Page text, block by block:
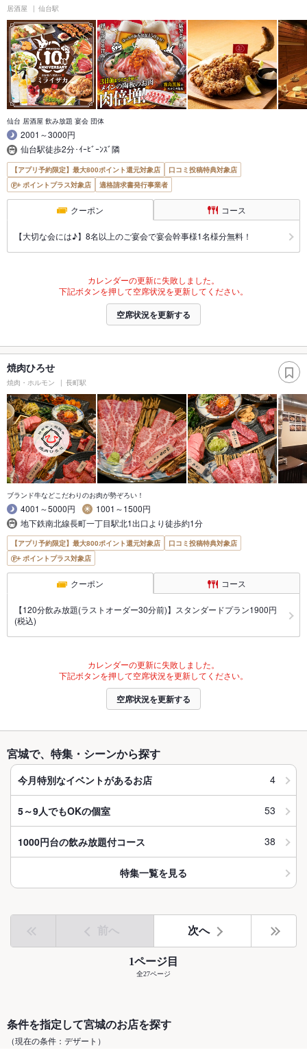
居酒屋 仙台駅
仙台 居酒屋 飲み放題 宴会 団体
2001～3000円
仙台駅徒歩2分･ｲｰﾋﾞｰﾝｽﾞ隣
【アプリ予約限定】最大800ポイント還元対象店
口コミ投稿特典対象店
ポイントプラス対象店
適格請求書発行事業者
クーポン コース
【大切な会には♪】8名以上のご宴会で宴会幹事様1名様分無料！
カレンダーの更新に失敗しました。
下記ボタンを押して空席状況を更新してください。
空席状況を更新する
焼肉ひろせ
焼肉・ホルモン 長町駅
ブランド牛などこだわりのお肉が勢ぞろい！
4001～5000円
1001～1500円
地下鉄南北線長町一丁目駅北1出口より徒歩約1分
【アプリ予約限定】最大800ポイント還元対象店
口コミ投稿特典対象店
ポイントプラス対象店
クーポン コース
【120分飲み放題(ラストオーダー30分前)】スタンダードプラン1900円
(税込)
カレンダーの更新に失敗しました。
下記ボタンを押して空席状況を更新してください。
空席状況を更新する
宮城で、特集・シーンから探す
今月特別なイベントがあるお店 4
5～9人でもOKの個室 53
1000円台の飲み放題付コース 38
特集一覧を見る
前へ 次へ
1ページ目
全27ページ
条件を指定して宮城のお店を探す
（現在の条件：デザート）